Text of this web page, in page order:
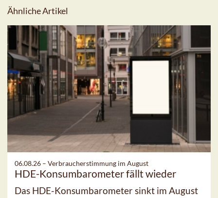
Ähnliche Artikel
06.08.26 – Verbraucherstimmung im August
HDE-Konsumbarometer fällt wieder
Das HDE-Konsumbarometer sinkt im August